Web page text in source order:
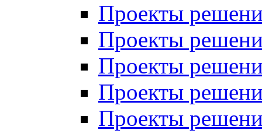
Проекты
Проекты
Проекты
Проекты
Проекты